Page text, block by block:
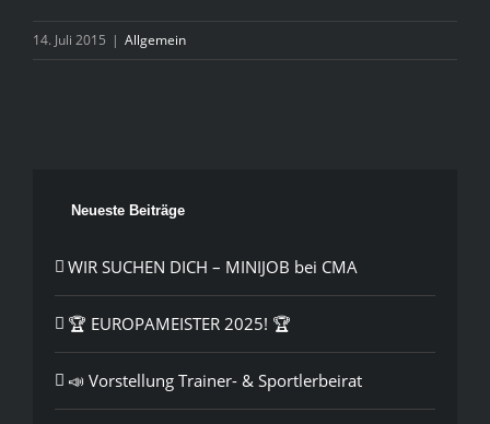
14. Juli 2015 | Allgemein
Neueste Beiträge
WIR SUCHEN DICH – MINIJOB bei CMA
🏆 EUROPAMEISTER 2025! 🏆
📣 Vorstellung Trainer- & Sportlerbeirat